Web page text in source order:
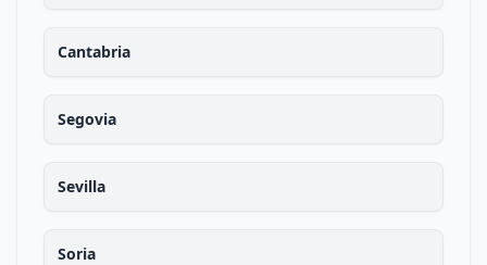
Cantabria
Segovia
Sevilla
Soria